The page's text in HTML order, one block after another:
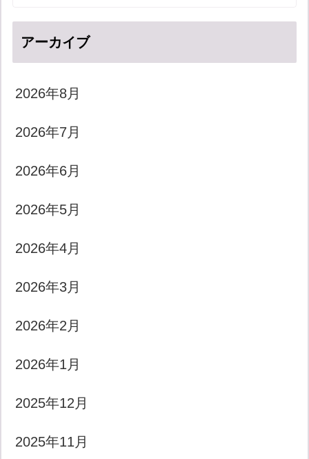
アーカイブ
2026年8月
2026年7月
2026年6月
2026年5月
2026年4月
2026年3月
2026年2月
2026年1月
2025年12月
2025年11月